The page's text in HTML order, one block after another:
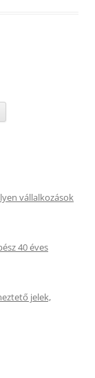
vállalkozások
40 éves
jelek,